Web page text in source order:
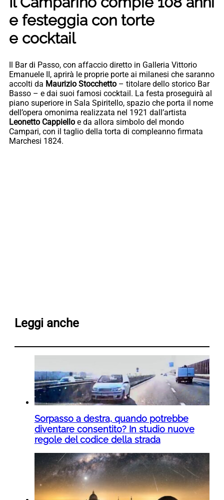
e festeggia con torte
e cocktail
Il Bar di Passo, con affaccio diretto in Galleria Vittorio
Emanuele II, aprirà le proprie porte ai milanesi che saranno
accolti da Maurizio Stocchetto – titolare dello storico Bar
Basso – e dai suoi famosi cocktail. La festa proseguirà al
piano superiore in Sala Spiritello, spazio che porta il nome
dell’opera omonima realizzata nel 1921 dall’artista
Leonetto Cappiello e da allora simbolo del mondo
Campari, con il taglio della torta di compleanno firmata
Marchesi 1824.
Leggi anche
Sorpasso a destra, quando potrebbe
diventare consentito? In studio nuove
regole del codice della strada